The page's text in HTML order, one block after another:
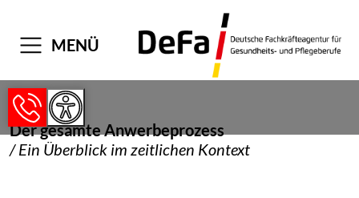
MENÜ
Der gesamte Anwerbeprozess
/ Ein Überblick im zeitlichen Kontext